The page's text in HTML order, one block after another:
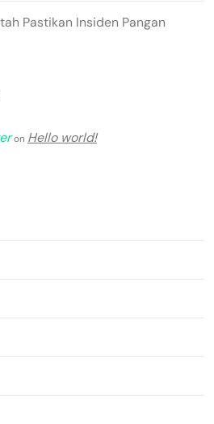
Pastikan Insiden Pangan
on Hello world!